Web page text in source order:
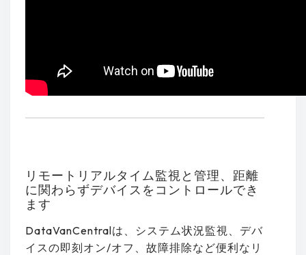
リモートリアルタイム監視と管理、距離
に関わらずデバイスをコントロールでき
ます
DataVanCentralは、システム状況監視、デバ
イスの即刻オン/オフ、故障排除など便利なリ